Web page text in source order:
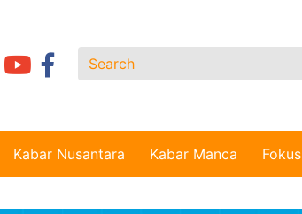
Kabar Nusantara Kabar Manca Fokus